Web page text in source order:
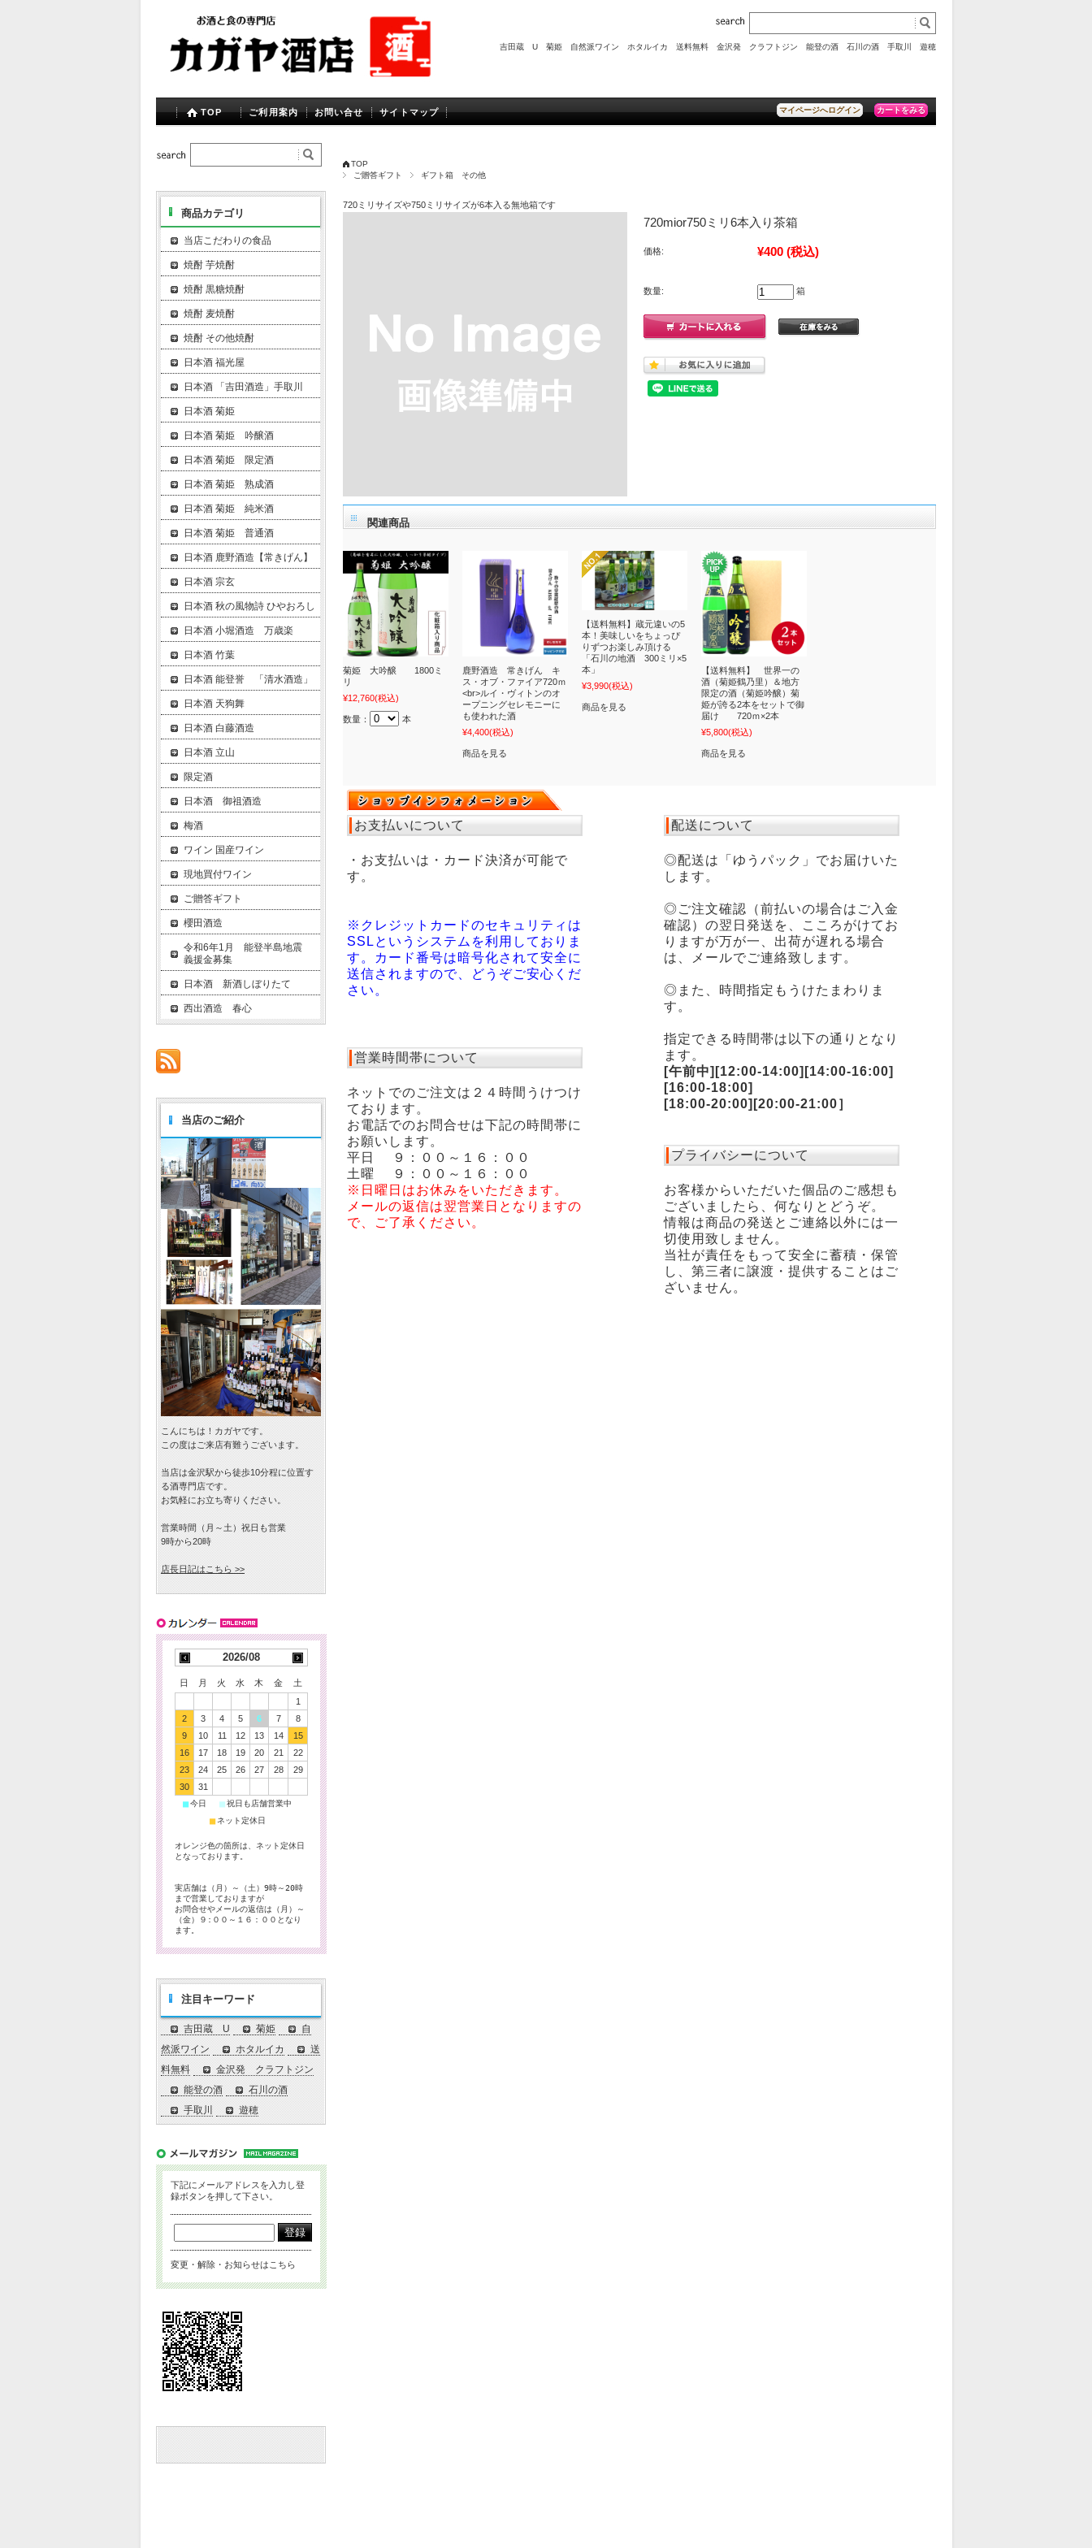
吉田蔵 U 菊姫 自然派ワイン ホタルイカ 送料無料 金沢発 クラフトジン 能登の酒 石川の酒 手取川 遊穂
マイページへログイン カートをみる
TOP ご利用案内 お問い合せ サイトマップ
TOP
ご贈答ギフト
ギフト箱 その他
720ミリサイズや750ミリサイズが6本入る無地箱です
720mior750ミリ6本入り茶箱
価格: ¥400 (税込)
数量: 箱
関連商品
菊姫 大吟醸 1800ミ
リ
¥12,760(税込)
数量： 本
鹿野酒造 常きげん キ
ス・オブ・ファイア720ｍ
<br>ルイ・ヴィトンのオ
ープニングセレモニーに
も使われた酒
¥4,400(税込)
商品を見る
【送料無料】蔵元違いの5
本！美味しいをちょっぴ
りずつお楽しみ頂ける
「石川の地酒 300ミリ×5
本」
¥3,990(税込)
商品を見る
【送料無料】 世界一の
酒（菊姫鶴乃里）＆地方
限定の酒（菊姫吟醸）菊
姫が誇る2本をセットで御
届け 720ｍ×2本
¥5,800(税込)
商品を見る
お支払いについて
・お支払いは・カード決済が可能で
す。
※クレジットカードのセキュリティは
SSLというシステムを利用しておりま
す。カード番号は暗号化されて安全に
送信されますので、どうぞご安心くだ
さい。
営業時間帯について
ネットでのご注文は２４時間うけつけ
ております。
お電話でのお問合せは下記の時間帯に
お願いします。
平日 ９：００～１６：００
土曜 ９：００～１６：００
※日曜日はお休みをいただきます。
メールの返信は翌営業日となりますの
で、ご了承ください。
配送について
◎配送は「ゆうパック」でお届けいた
します。
◎ご注文確認（前払いの場合はご入金
確認）の翌日発送を、こころがけてお
りますが万が一、出荷が遅れる場合
は、メールでご連絡致します。
◎また、時間指定もうけたまわりま
す。
指定できる時間帯は以下の通りとなり
ます。
[午前中][12:00-14:00][14:00-16:00]
[16:00-18:00]
[18:00-20:00][20:00-21:00］
プライバシーについて
お客様からいただいた個品のご感想も
ございましたら、何なりとどうぞ。
情報は商品の発送とご連絡以外には一
切使用致しません。
当社が責任をもって安全に蓄積・保管
し、第三者に譲渡・提供することはご
ざいません。
商品カテゴリ
当店こだわりの食品
焼酎 芋焼酎
焼酎 黒糖焼酎
焼酎 麦焼酎
焼酎 その他焼酎
日本酒 福光屋
日本酒 「吉田酒造」手取川
日本酒 菊姫
日本酒 菊姫 吟醸酒
日本酒 菊姫 限定酒
日本酒 菊姫 熟成酒
日本酒 菊姫 純米酒
日本酒 菊姫 普通酒
日本酒 鹿野酒造【常きげん】
日本酒 宗玄
日本酒 秋の風物詩 ひやおろし
日本酒 小堀酒造 万歳楽
日本酒 竹葉
日本酒 能登誉 「清水酒造」
日本酒 天狗舞
日本酒 白藤酒造
日本酒 立山
限定酒
日本酒 御祖酒造
梅酒
ワイン 国産ワイン
現地買付ワイン
ご贈答ギフト
櫻田酒造
令和6年1月 能登半島地震
義援金募集
日本酒 新酒しぼりたて
西出酒造 春心
当店のご紹介
こんにちは！カガヤです。
この度はご来店有難うございます。
当店は金沢駅から徒歩10分程に位置す
る酒専門店です。
お気軽にお立ち寄りください。
営業時間（月～土）祝日も営業
9時から20時
店長日記はこちら >>
2026/08
日 月 火 水 木 金
土
1
2
3 4 5 6 7
8
9
10 11 12 13 14
15
16
17 18 19 20 21
22
23
24 25 26 27 28
29
30
31
■今日 ■祝日も店舗営業中
■ ネット定休日
オレンジ色の箇所は、ネット定休日
となっております。
実店舗は（月）～（土）9時～20時
まで営業しておりますが
お問合せやメールの返信は（月）～
（金）９:００～１６：００となり
ます。
注目キーワード
吉田蔵 U 菊姫
自
然派ワイン
ホタルイカ
送
料無料
金沢発 クラフトジン
能登の酒
石川の酒
手取川
遊穂
下記にメールアドレスを入力し登
録ボタンを押して下さい。
変更・解除・お知らせはこちら